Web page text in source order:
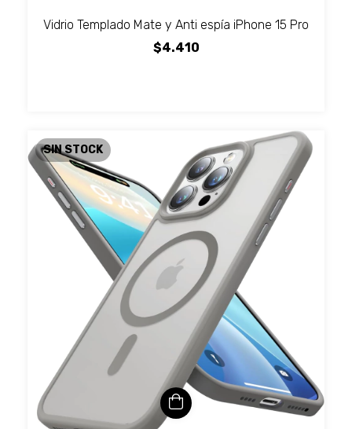
Vidrio Templado Mate y Anti espía iPhone 15 Pro
$4.410
SIN STOCK